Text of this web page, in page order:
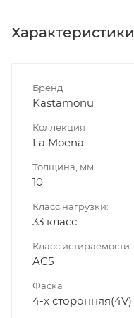
Характеристики
Бренд
Kastamonu
Коллекция
La Moena
Толщина, мм
10
Класс нагрузки:
33 класс
Класс истираемости
AC5
Фаска
4-х сторонняя(4V)